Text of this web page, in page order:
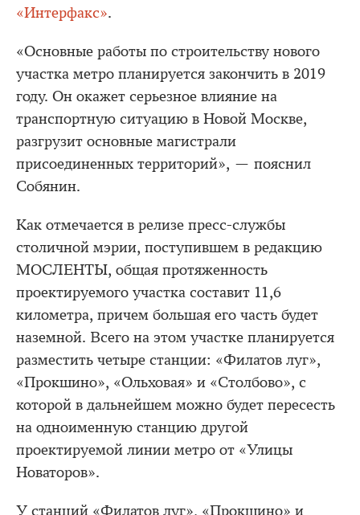
«Интерфакс».
«Основные работы по строительству нового
участка метро планируется закончить в 2019
году. Он окажет серьезное влияние на
транспортную ситуацию в Новой Москве,
разгрузит основные магистрали
присоединенных территорий», — пояснил
Собянин.
Как отмечается в релизе пресс-службы
столичной мэрии, поступившем в редакцию
МОСЛЕНТЫ, общая протяженность
проектируемого участка составит 11,6
километра, причем большая его часть будет
наземной. Всего на этом участке планируется
разместить четыре станции: «Филатов луг»,
«Прокшино», «Ольховая» и «Столбово», с
которой в дальнейшем можно будет пересесть
на одноименную станцию другой
проектируемой линии метро от «Улицы
Новаторов».
У станций «Филатов луг», «Прокшино» и